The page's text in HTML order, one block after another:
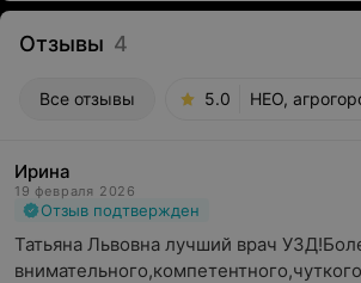
Отзывы 4
Все отзывы 5.0 НЕО,
Ирина
19 февраля 2026
Отзыв подтвержден
Татьяна Львовна лучший врач